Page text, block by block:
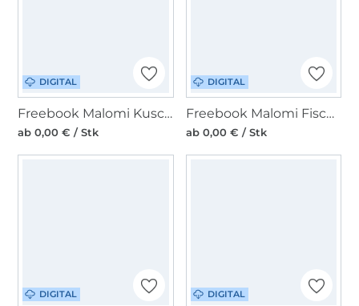
DIGITAL
Freebook Malomi Kuscheltier Dino
ab 0,00 € / Stk
DIGITAL
Freebook Malomi Fischerhut Mika Kids
ab 0,00 € / Stk
DIGITAL DIGITAL